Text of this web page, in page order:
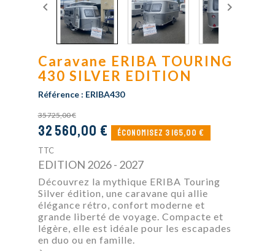
 
Caravane ERIBA TOURING
430 SILVER EDITION
Référence : ERIBA430
35 725,00 €
32 560,00 € Économisez 3 165,00 €
TTC
EDITION 2026 - 2027
Découvrez la mythique ERIBA Touring
Silver édition, une caravane qui allie
élégance rétro, confort moderne et
grande liberté de voyage. Compacte et
légère, elle est idéale pour les escapades
en duo ou en famille.